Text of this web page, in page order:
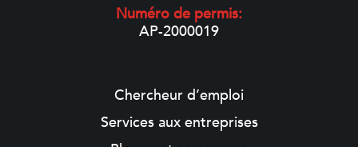
Numéro de permis:
AP-2000019
Chercheur d’emploi
Services aux entreprises